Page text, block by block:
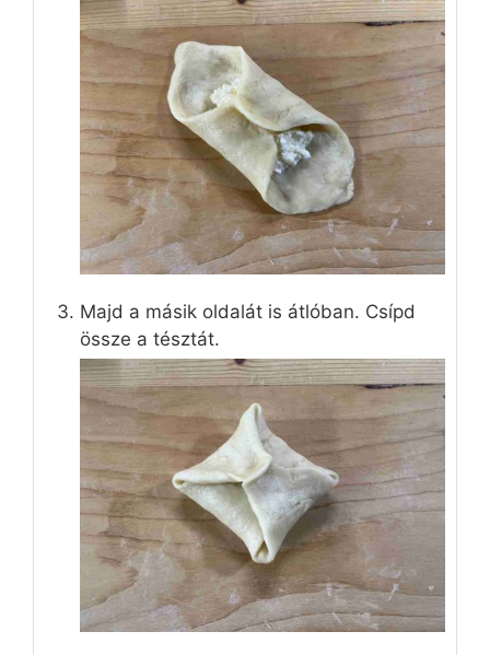
Majd a másik oldalát is átlóban. Csípd
össze a tésztát.